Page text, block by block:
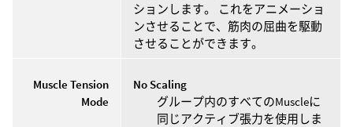
ションします。 これをアニメーショ
ンさせることで、筋肉の屈曲を駆動
させることができます。
Muscle Tension
Mode
No Scaling
グループ内のすべてのMuscleに
同じアクティブ張力を使用しま